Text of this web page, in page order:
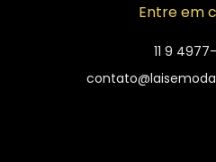
Entre em
11 9